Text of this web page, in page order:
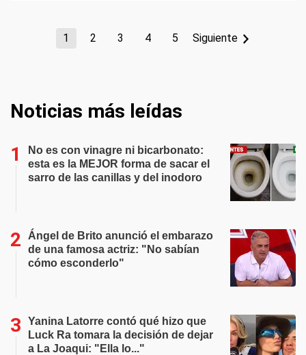
1 2 3 4 5 Siguiente
Noticias más leídas
No es con vinagre ni bicarbonato:
esta es la MEJOR forma de sacar el
sarro de las canillas y del inodoro
Ángel de Brito anunció el embarazo
de una famosa actriz: "No sabían
cómo esconderlo"
Yanina Latorre contó qué hizo que
Luck Ra tomara la decisión de dejar
a La Joaqui: "Ella lo..."